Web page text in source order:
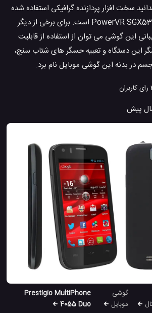
سخت افزار پردازنده گرافیکی استفاده شده
در این موبایل، مدل PowerVR SGX531u است. برای برخی از دیگر
این گوشی می توان از استفاده از قابلیت
این دستگاه و تعبیه حسگر های شتاب سنج،
بدنه این گوشی موبایل نام برد.
رای کاربران
گوشی
موبایل
Prestigio MultiPhone
4055 Duo